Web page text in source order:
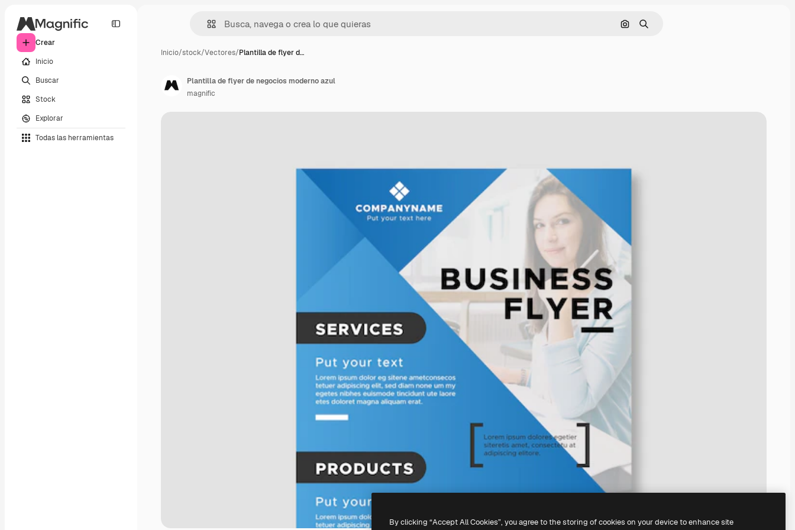
Crear
Inicio
Buscar
Stock
Explorar
Todas las herramientas
Buscar por imagen
Buscar
Inicio/stock/Vectores/Plantilla de flyer d…
Plantilla de flyer de negocios moderno azul
magnific
By clicking “Accept All Cookies”, you agree to the storing of cookies on your device to enhance site